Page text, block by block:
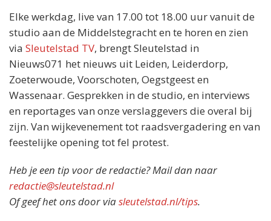
Elke werkdag, live van 17.00 tot 18.00 uur vanuit de
studio aan de Middelstegracht en te horen en zien
via Sleutelstad TV, brengt Sleutelstad in
Nieuws071 het nieuws uit Leiden, Leiderdorp,
Zoeterwoude, Voorschoten, Oegstgeest en
Wassenaar. Gesprekken in de studio, en interviews
en reportages van onze verslaggevers die overal bij
zijn. Van wijkevenement tot raadsvergadering en van
feestelijke opening tot fel protest.
Heb je een tip voor de redactie? Mail dan naar
redactie@sleutelstad.nl
Of geef het ons door viasleutelstad.nl/tips.